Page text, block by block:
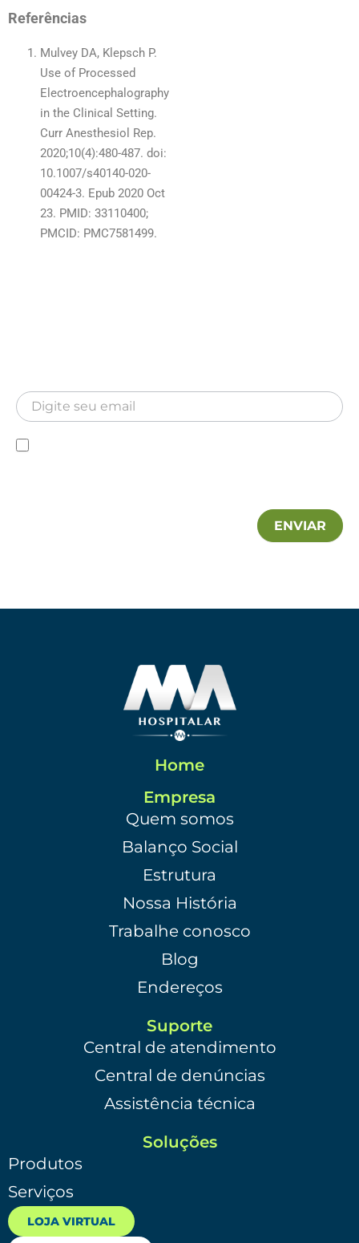
Referências
Mulvey DA, Klepsch P.
Use of Processed
Electroencephalography
in the Clinical Setting.
Curr Anesthesiol Rep.
2020;10(4):480-487. doi:
10.1007/s40140-020-
00424-3. Epub 2020 Oct
23. PMID: 33110400;
PMCID: PMC7581499.
Newsletter
ENVIAR
Home
Empresa
Quem somos
Balanço Social
Estrutura
Nossa História
Trabalhe conosco
Blog
Endereços
Suporte
Central de atendimento
Central de denúncias
Assistência técnica
Soluções
Produtos
Serviços
LOJA VIRTUAL